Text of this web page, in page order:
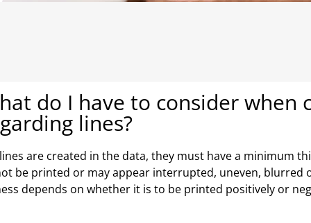
do I have to consider when
lines?
are created in the data, they must have a minimum
be printed or may appear interrupted, uneven,
depends on whether it is to be printed positively or